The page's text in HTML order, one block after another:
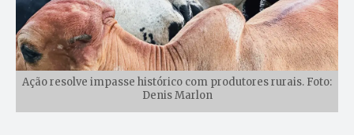
Ação resolve impasse histórico com produtores rurais. Foto:
Denis Marlon